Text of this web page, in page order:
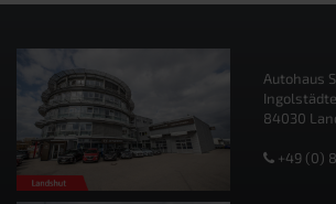
Autohaus
84030
+49 (0)